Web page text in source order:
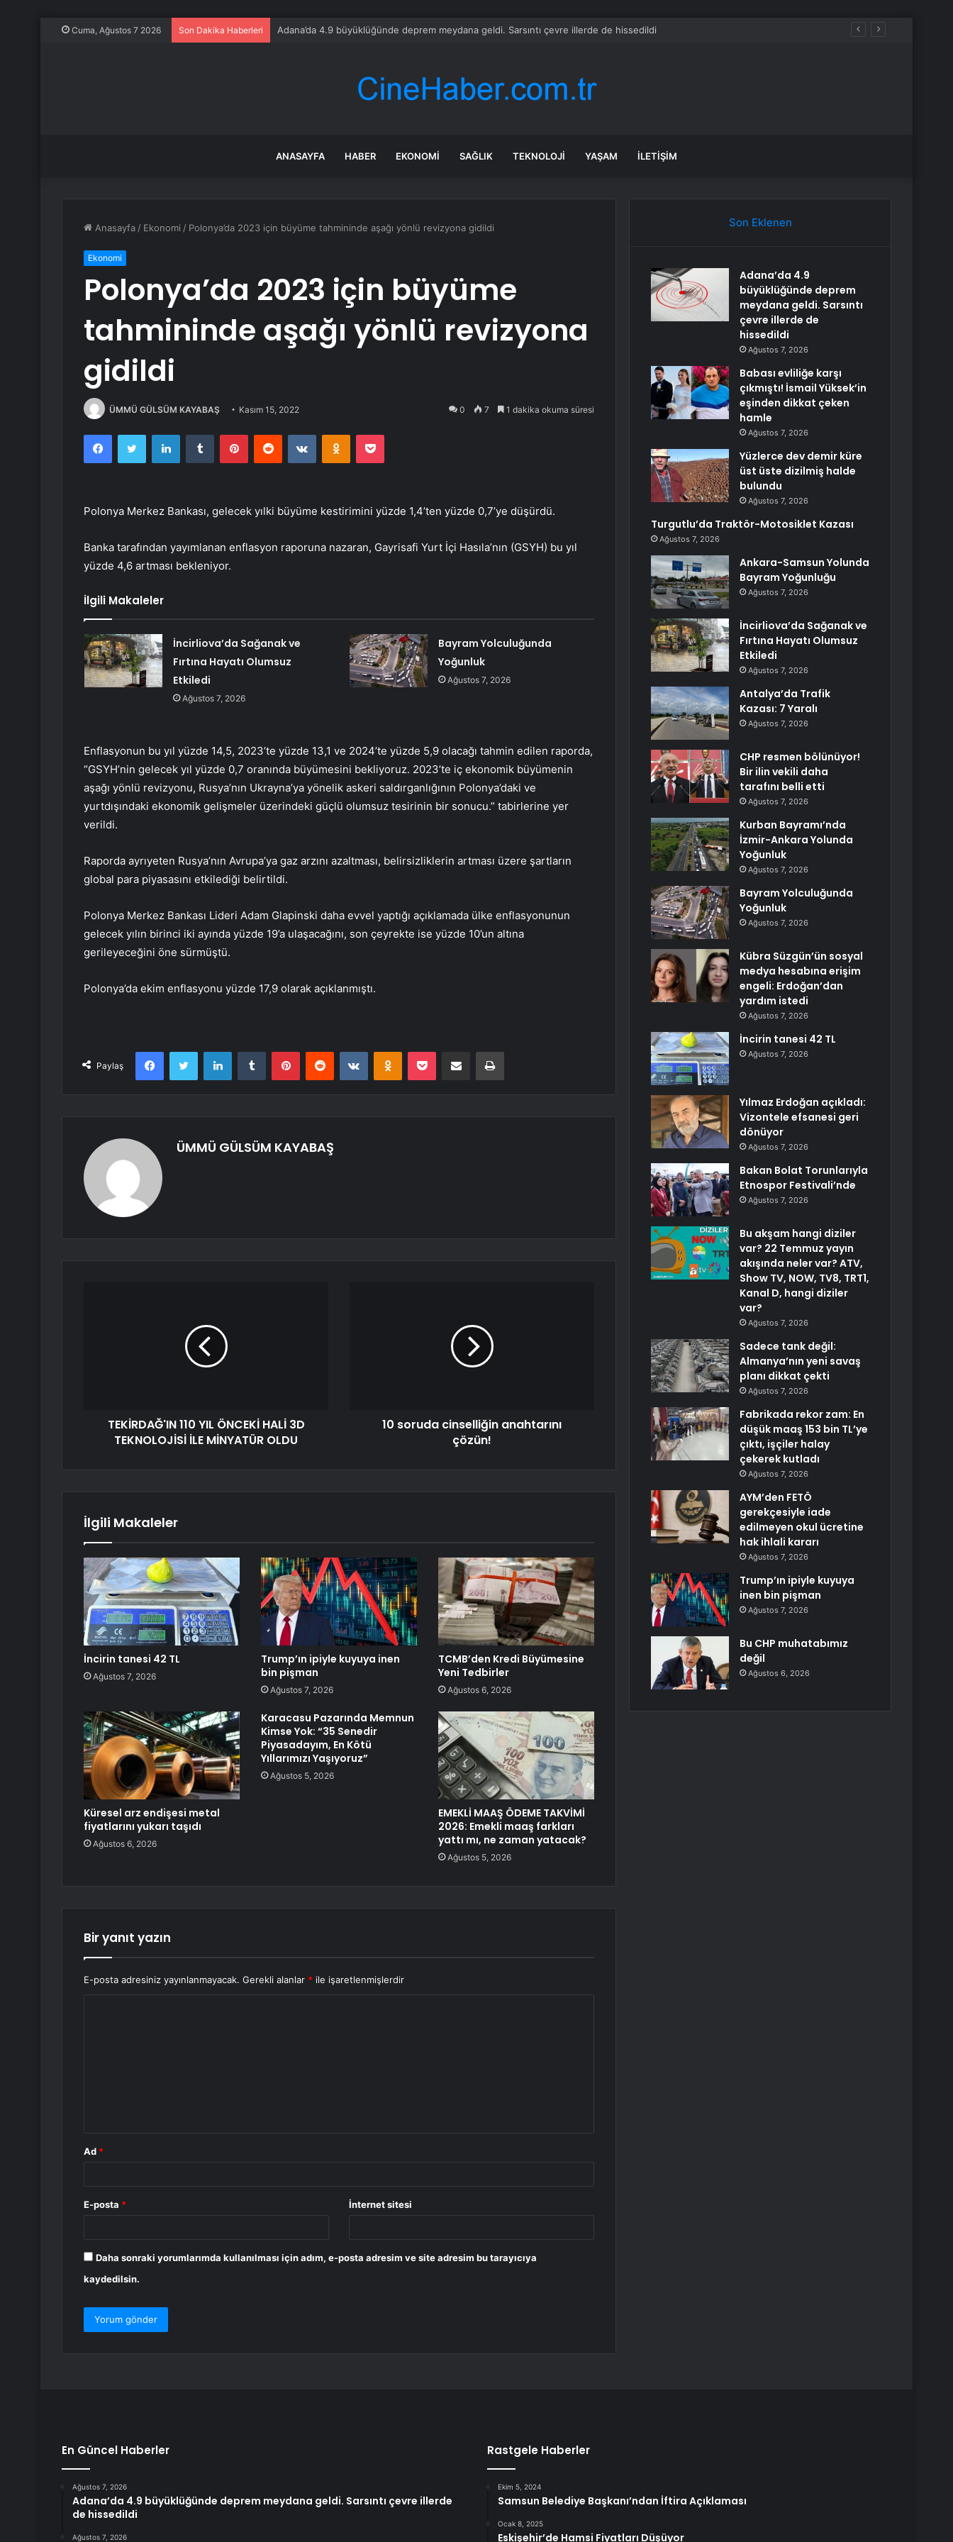
Cuma, Ağustos 7 2026 Son Dakika Haberleri Babası evliliğe karşı çıkmıştı! İsmail Yüksek’in eşinden dikkat çeken hamle
ANASAYFA HABER EKONOMI SAĞLIK TEKNOLOJI YAŞAM İLETIŞIM
Anasayfa / Ekonomi / Polonya’da 2023 için büyüme tahmininde aşağı yönlü revizyona gidildi
Ekonomi
Polonya’da 2023 için büyüme
tahmininde aşağı yönlü revizyona
gidildi
ÜMMÜ GÜLSÜM KAYABAŞ Kasım 15, 2022 0 7 1 dakika okuma süresi
FacebookTwitter LinkedInTumblr PinterestReddit VKontakteOdnoklassniki
Pocket
Polonya Merkez Bankası, gelecek yılki büyüme kestirimini yüzde 1,4’ten yüzde 0,7’ye düşürdü.
Banka tarafından yayımlanan enflasyon raporuna nazaran, Gayrisafi Yurt İçi Hasıla’nın (GSYH) bu yıl
yüzde 4,6 artması bekleniyor.
İlgili Makaleler
İncirliova’da Sağanak ve
Fırtına Hayatı Olumsuz
Etkiledi
Ağustos 7, 2026
Bayram Yolculuğunda
Yoğunluk
Ağustos 7, 2026
Enflasyonun bu yıl yüzde 14,5, 2023’te yüzde 13,1 ve 2024’te yüzde 5,9 olacağı tahmin edilen raporda,
“GSYH’nin gelecek yıl yüzde 0,7 oranında büyümesini bekliyoruz. 2023’te iç ekonomik büyümenin
aşağı yönlü revizyonu, Rusya’nın Ukrayna’ya yönelik askeri saldırganlığının Polonya’daki ve
yurtdışındaki ekonomik gelişmeler üzerindeki güçlü olumsuz tesirinin bir sonucu.” tabirlerine yer
verildi.
Raporda ayrıyeten Rusya’nın Avrupa’ya gaz arzını azaltması, belirsizliklerin artması üzere şartların
global para piyasasını etkilediği belirtildi.
Polonya Merkez Bankası Lideri Adam Glapinski daha evvel yaptığı açıklamada ülke enflasyonunun
gelecek yılın birinci iki ayında yüzde 19’a ulaşacağını, son çeyrekte ise yüzde 10’un altına
gerileyeceğini öne sürmüştü.
Polonya’da ekim enflasyonu yüzde 17,9 olarak açıklanmıştı.
Paylaş
FacebookTwitter LinkedInTumblr PinterestReddit VKontakteOdnoklassniki
Pocket E-Posta ile paylaş Yazdır
ÜMMÜ GÜLSÜM KAYABAŞ
TEKİRDAĞ'IN 110 YIL ÖNCEKİ HALİ 3D
TEKNOLOJİSİ İLE MİNYATÜR OLDU
10 soruda cinselliğin anahtarını
çözün!
İlgili Makaleler
İncirin tanesi 42 TL
Ağustos 7, 2026
Trump’ın ipiyle kuyuya inen
bin pişman
Ağustos 7, 2026
TCMB’den Kredi Büyümesine
Yeni Tedbirler
Ağustos 6, 2026
Küresel arz endişesi metal
fiyatlarını yukarı taşıdı
Ağustos 6, 2026
Karacasu Pazarında Memnun
Kimse Yok: “35 Senedir
Piyasadayım, En Kötü
Yıllarımızı Yaşıyoruz”
Ağustos 5, 2026
EMEKLİ MAAŞ ÖDEME TAKVİMİ
2026: Emekli maaş farkları
yattı mı, ne zaman yatacak?
Ağustos 5, 2026
Bir yanıt yazın
E-posta adresiniz yayınlanmayacak. Gerekli alanlar * ile işaretlenmişlerdir
Ad *
E-posta * İnternet sitesi
Daha sonraki yorumlarımda kullanılması için adım, e-posta adresim ve site adresim bu tarayıcıya
kaydedilsin.
Son Eklenen
Adana’da 4.9
büyüklüğünde deprem
meydana geldi. Sarsıntı
çevre illerde de
hissedildi
Ağustos 7, 2026
Babası evliliğe karşı
çıkmıştı! İsmail Yüksek’in
eşinden dikkat çeken
hamle
Ağustos 7, 2026
Yüzlerce dev demir küre
üst üste dizilmiş halde
bulundu
Ağustos 7, 2026
Turgutlu’da Traktör-Motosiklet Kazası
Ağustos 7, 2026
Ankara-Samsun Yolunda
Bayram Yoğunluğu
Ağustos 7, 2026
İncirliova’da Sağanak ve
Fırtına Hayatı Olumsuz
Etkiledi
Ağustos 7, 2026
Antalya’da Trafik
Kazası: 7 Yaralı
Ağustos 7, 2026
CHP resmen bölünüyor!
Bir ilin vekili daha
tarafını belli etti
Ağustos 7, 2026
Kurban Bayramı’nda
İzmir-Ankara Yolunda
Yoğunluk
Ağustos 7, 2026
Bayram Yolculuğunda
Yoğunluk
Ağustos 7, 2026
Kübra Süzgün’ün sosyal
medya hesabına erişim
engeli: Erdoğan’dan
yardım istedi
Ağustos 7, 2026
İncirin tanesi 42 TL
Ağustos 7, 2026
Yılmaz Erdoğan açıkladı:
Vizontele efsanesi geri
dönüyor
Ağustos 7, 2026
Bakan Bolat Torunlarıyla
Etnospor Festivali’nde
Ağustos 7, 2026
Bu akşam hangi diziler
var? 22 Temmuz yayın
akışında neler var? ATV,
Show TV, NOW, TV8, TRT1,
Kanal D, hangi diziler
var?
Ağustos 7, 2026
Sadece tank değil:
Almanya’nın yeni savaş
planı dikkat çekti
Ağustos 7, 2026
Fabrikada rekor zam: En
düşük maaş 153 bin TL’ye
çıktı, işçiler halay
çekerek kutladı
Ağustos 7, 2026
AYM’den FETÖ
gerekçesiyle iade
edilmeyen okul ücretine
hak ihlali kararı
Ağustos 7, 2026
Trump’ın ipiyle kuyuya
inen bin pişman
Ağustos 7, 2026
Bu CHP muhatabımız
değil
Ağustos 6, 2026
En Güncel Haberler
Ağustos 7, 2026
Adana’da 4.9 büyüklüğünde deprem meydana geldi. Sarsıntı çevre illerde
de hissedildi
Ağustos 7, 2026
Rastgele Haberler
Ekim 5, 2024
Samsun Belediye Başkanı’ndan İftira Açıklaması
Ocak 8, 2025
Eskişehir’de Hamsi Fiyatları Düşüyor